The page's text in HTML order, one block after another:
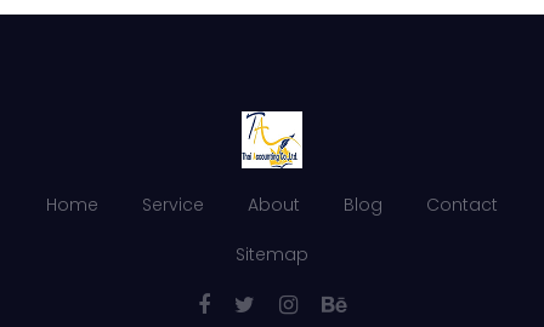
Home Service About Blog Contact
Sitemap